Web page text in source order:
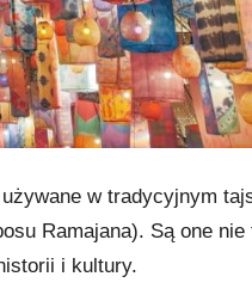
w tradycyjnym
Ramajana). Są one nie
i kultury.